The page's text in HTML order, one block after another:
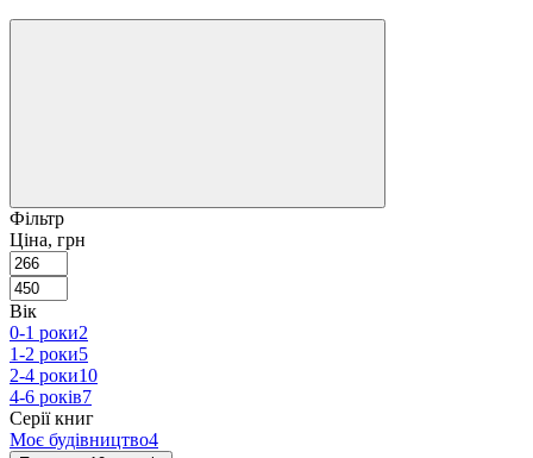
Фільтр
Ціна, грн
Вік
0-1 роки2
1-2 роки5
2-4 роки10
4-6 років7
Серії книг
Моє будівництво4